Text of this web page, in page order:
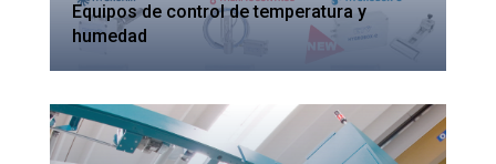
Equipos de control de temperatura y
humedad